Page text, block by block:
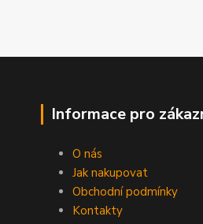
Informace pro
O nás
Jak nakupovat
Obchodní podmínky
Kontakty